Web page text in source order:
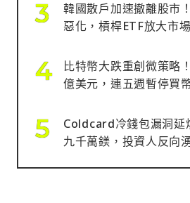
韓國散戶加速撤離股市
惡化，槓桿ETF放大市
比特幣大跌重創微策略
億美元，連五週暫停買
Coldcard冷錢包漏洞延
九千萬鎂，投資人反向